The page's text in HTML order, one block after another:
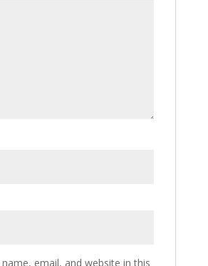
name, email, and website in this